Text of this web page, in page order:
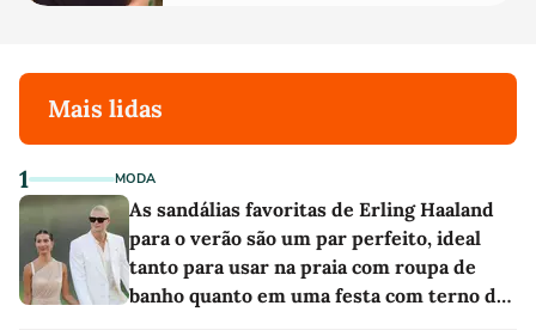
Mais lidas
1 MODA
As sandálias favoritas de Erling Haaland
para o verão são um par perfeito, ideal
tanto para usar na praia com roupa de
banho quanto em uma festa com terno de